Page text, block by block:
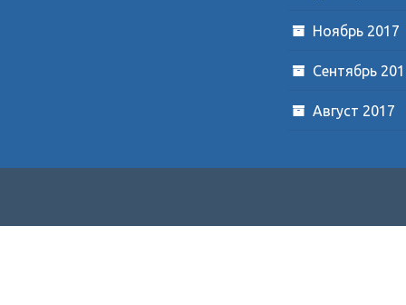
Ноябрь 2017
Сентябрь
Август 2017